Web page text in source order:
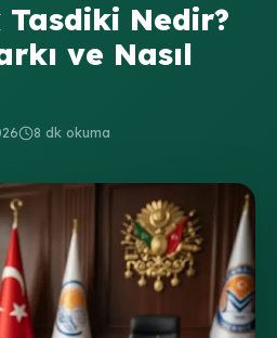
Nedir?
ve Nasıl
8 dk okuma